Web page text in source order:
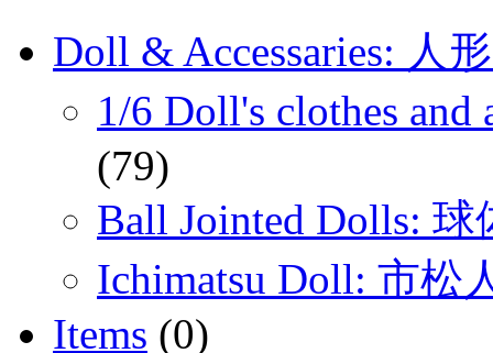
Doll & Accessaries: 人
1/6 Doll's clothes
(79)
Ball Jointed Dolls:
Ichimatsu Doll: 市松
Items (0)